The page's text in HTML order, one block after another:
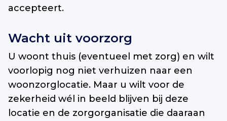
accepteert.
Wacht uit voorzorg
U woont thuis (eventueel met zorg) en wilt
voorlopig nog niet verhuizen naar een
woonzorglocatie. Maar u wilt voor de
zekerheid wél in beeld blijven bij deze
locatie en de zorgorganisatie die daaraan